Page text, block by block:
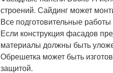
строений. Сайдинг может
Все подготовительные
Если конструкция фасадов
материалы должны быть
Обрешетка может быть
защитой.